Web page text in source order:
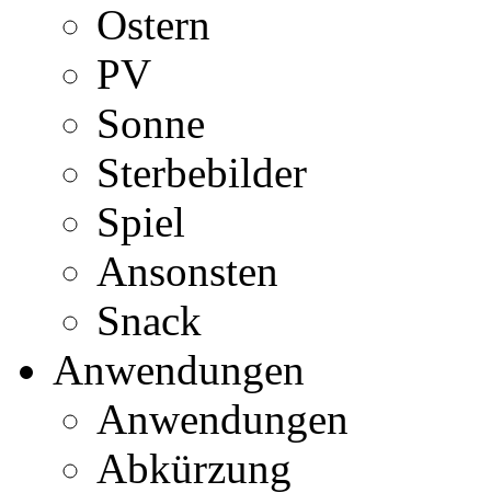
Ostern
PV
Sonne
Sterbebilder
Spiel
Ansonsten
Snack
Anwendungen
Anwendungen
Abkürzung